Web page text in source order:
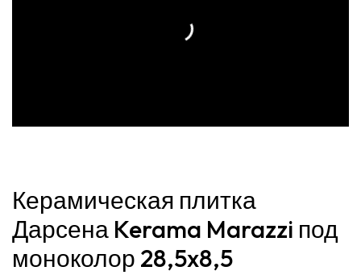
Керамическая плитка
Дарсена Kerama Marazzi под
моноколор 28,5x8,5